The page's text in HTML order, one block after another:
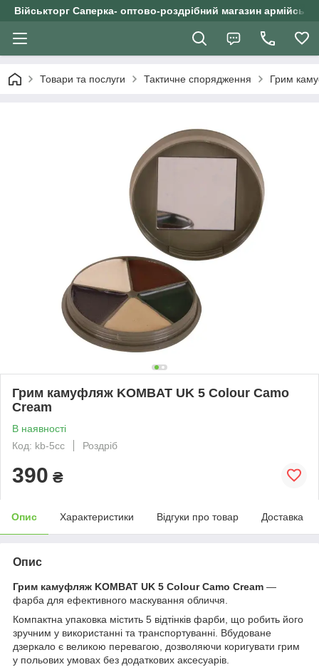
Військторг Саперка- оптово-роздрібний магазин
Товари та послуги Тактичне спорядження Грим
Грим камуфляж KOMBAT UK 5 Colour Camo
Cream
В наявності
Код: kb-5cc
Роздріб
390 ₴
Опис Характеристики Відгуки про товар Доставка
Опис
Грим камуфляж KOMBAT UK 5 Colour Camo Cream —
фарба для ефективного маскування обличчя.
Компактна упаковка містить 5 відтінків фарби, що робить його
зручним у використанні та транспортуванні. Вбудоване
дзеркало є великою перевагою, дозволяючи коригувати грим
у польових умовах без додаткових аксесуарів.